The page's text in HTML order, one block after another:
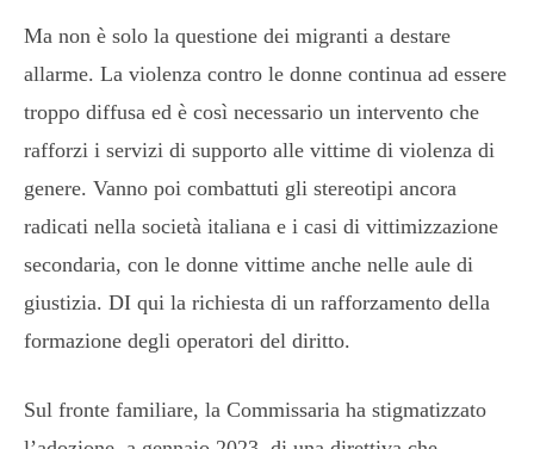
Ma non è solo la questione dei migranti a destare
allarme. La violenza contro le donne continua ad essere
troppo diffusa ed è così necessario un intervento che
rafforzi i servizi di supporto alle vittime di violenza di
genere. Vanno poi combattuti gli stereotipi ancora
radicati nella società italiana e i casi di vittimizzazione
secondaria, con le donne vittime anche nelle aule di
giustizia. DI qui la richiesta di un rafforzamento della
formazione degli operatori del diritto.
Sul fronte familiare, la Commissaria ha stigmatizzato